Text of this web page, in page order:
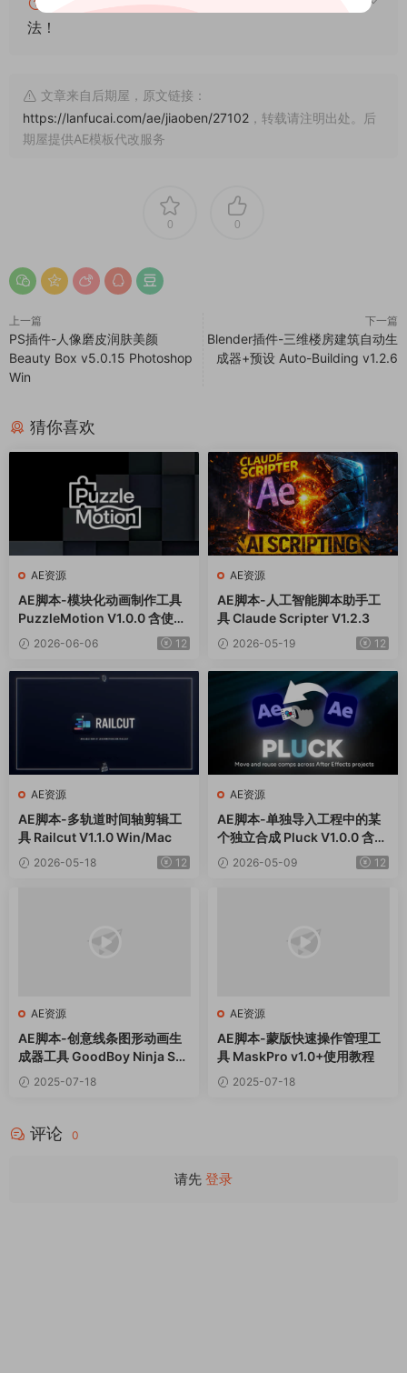
法！
文章来自后期屋，原文链接：
https://lanfucai.com/ae/jiaoben/27102 ，转载请注明出处。后
期屋提供AE模板代改服务
0 0
上一篇
PS插件-人像磨皮润肤美颜
Beauty Box v5.0.15 Photoshop
Win
下一篇
Blender插件-三维楼房建筑自动生
成器+预设 Auto-Building v1.2.6
猜你喜欢
AE资源
AE脚本-模块化动画制作工具
PuzzleMotion V1.0.0 含使用
教程2026-06-06 12
AE资源
AE脚本-人工智能脚本助手工
具 Claude Scripter V1.2.3
2026-05-19 12
AE资源
AE脚本-多轨道时间轴剪辑工
具 Railcut V1.1.0 Win/Mac
2026-05-18 12
AE资源
AE脚本-单独导入工程中的某
个独立合成 Pluck V1.0.0 含使
用教程
2026-05-09 12
AE资源
AE脚本-创意线条图形动画生
成器工具 GoodBoy Ninja Sh
pr V1.51++使用教程
2025-07-18
AE资源
AE脚本-蒙版快速操作管理工
具 MaskPro v1.0+使用教程
2025-07-18
评论 0
请先 登录